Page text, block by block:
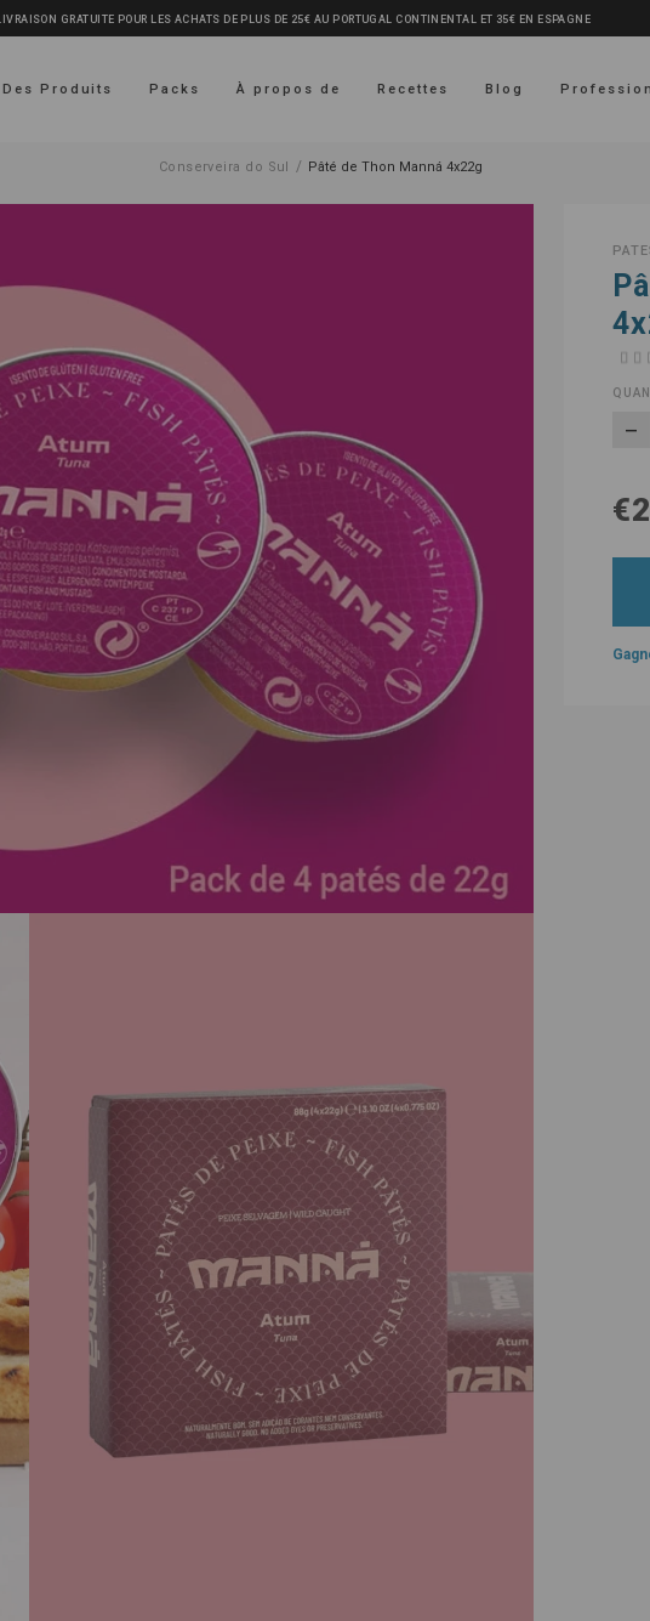
LIVRAISON GRATUITE POUR LES ACHATS DE PLUS DE 25€ AU PORTUGAL CONTINENTAL ET 35€ EN ESPAGNE
Des Produits Packs À propos de Recettes Blog
Conserveira do Sul / Pâté de Thon Manná 4x22g